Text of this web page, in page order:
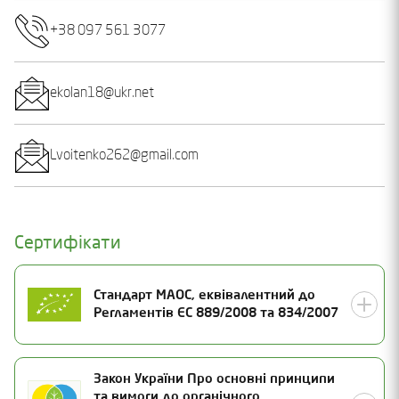
+38 097 561 3077
ekolan18@ukr.net
Lvoitenko262@gmail.com
Сертифікати
Стандарт МАОС, еквівалентний до
Регламентів ЄС 889/2008 та 834/2007
Номер сертифікатуЗакон України Про основні принципи